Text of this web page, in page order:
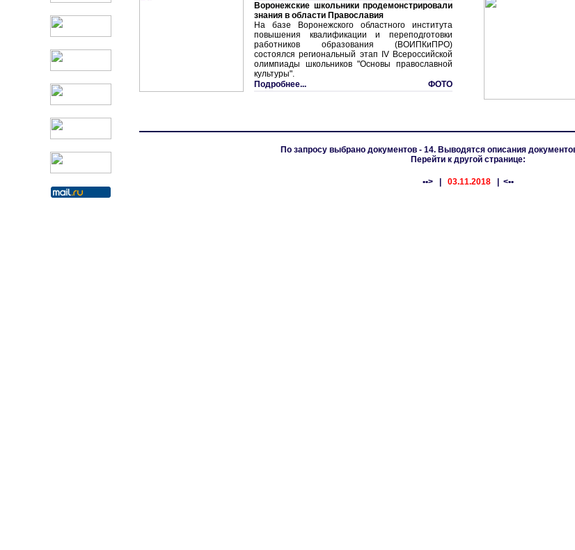
Воронежские школьники продемонстрировали
знания в области Православия
На базе Воронежского областного института
повышения квалификации и переподготовки
работников образования (ВОИПКиПРО)
состоялся региональный этап IV Всероссийской
олимпиады школьников "Основы православной
культуры".
Подробнее...
ФОТО
По запросу выбрано документов - 14. Выводятся описания
Перейти к другой странице:
••> 03.11.2018 | <••